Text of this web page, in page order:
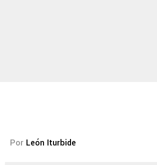
Por León Iturbide